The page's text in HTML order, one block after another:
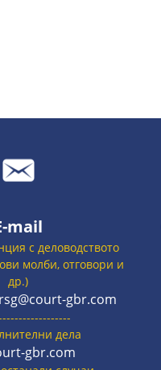
mail
с деловодството
молби, отговори и
др.)
gbr.com
дела
gbr.com